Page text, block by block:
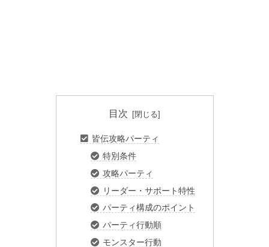
目次
皆伝攻略パーティ
特別条件
攻略パーティ
リーダー・サポート特性
パーティ構成のポイント
パーティ行動順
モンスター行動